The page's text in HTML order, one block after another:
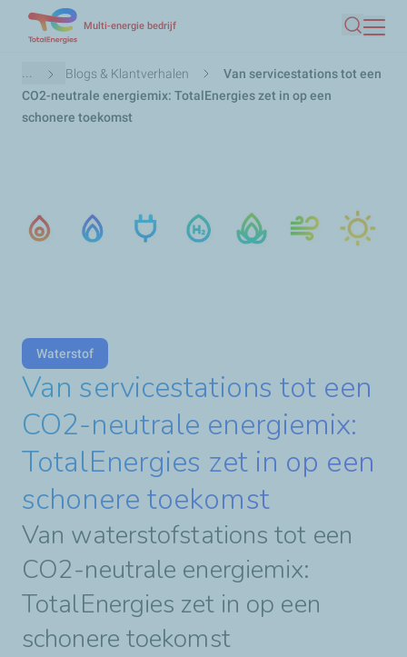
naar
de
Multi-energie bedrijf
Zoeken
Kruimelpad
... Blogs & Klantverhalen
Van servicestations tot een
CO2-neutrale energiemix: TotalEnergies zet in op een
schonere toekomst
Waterstof
Van servicestations tot een
CO2-neutrale energiemix:
TotalEnergies zet in op een
schonere toekomst
Van waterstofstations tot een
CO2-neutrale energiemix:
TotalEnergies zet in op een
schonere toekomst